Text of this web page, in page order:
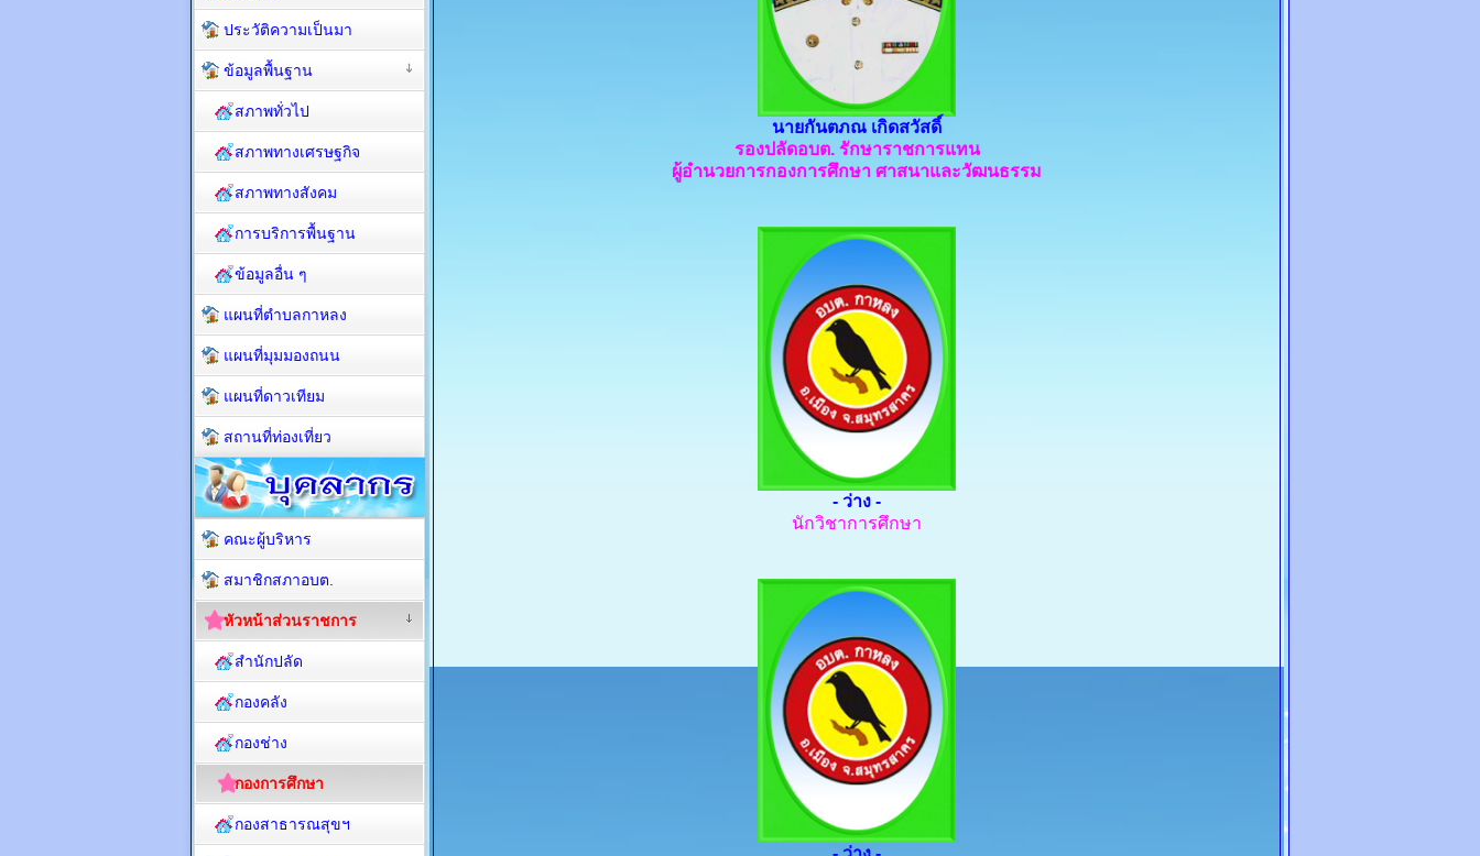
นายกันตภณ เกิดสวัสดิ์
รองปลัดอบต. รักษาราชการแทน
ผู้อำนวยการกองการศึกษา ศาสนาและวัฒนธรรม
- ว่าง -
นักวิชาการศึกษา
ประวัติความเป็นมา
ข้อมูลพื้นฐาน
สภาพทั่วไป
สภาพทางเศรษฐกิจ
สภาพทางสังคม
การบริการพื้นฐาน
ข้อมูลอื่น ๆ
แผนที่ตำบลกาหลง
แผนที่มุมมองถนน
แผนที่ดาวเทียม
สถานที่ท่องเที่ยว
คณะผู้บริหาร
สมาชิกสภาอบต.
หัวหน้าส่วนราชการ
สำนักปลัด
กองคลัง
กองช่าง
กองการศึกษา
กองสาธารณสุขฯ